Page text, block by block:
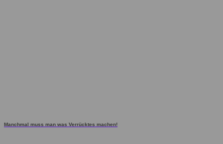
Manchmal muss man was Verrücktes machen!